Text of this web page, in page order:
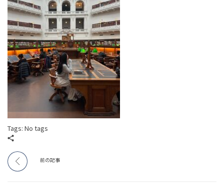
Tags: No tags
前の記事